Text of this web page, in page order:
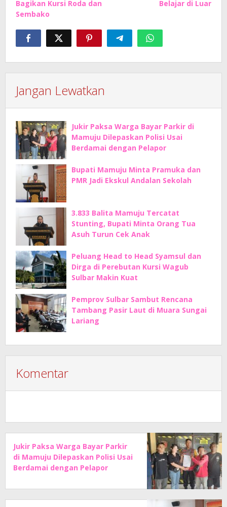
Bagikan Kursi Roda dan
Sembako
Belajar di Luar
Jangan Lewatkan
Jukir Paksa Warga Bayar Parkir di
Mamuju Dilepaskan Polisi Usai
Berdamai dengan Pelapor
Bupati Mamuju Minta Pramuka dan
PMR Jadi Ekskul Andalan Sekolah
3.833 Balita Mamuju Tercatat
Stunting, Bupati Minta Orang Tua
Asuh Turun Cek Anak
Peluang Head to Head Syamsul dan
Dirga di Perebutan Kursi Wagub
Sulbar Makin Kuat
Pemprov Sulbar Sambut Rencana
Tambang Pasir Laut di Muara Sungai
Lariang
Komentar
Jukir Paksa Warga Bayar Parkir
di Mamuju Dilepaskan Polisi Usai
Berdamai dengan Pelapor